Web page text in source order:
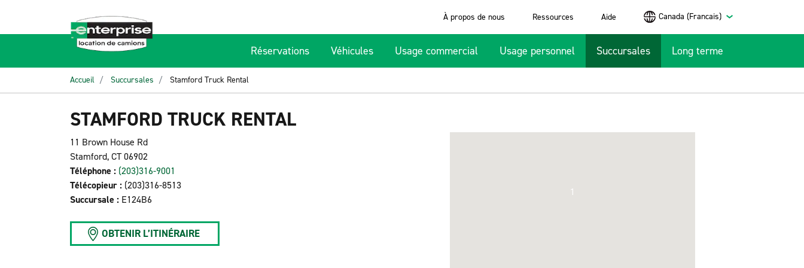
À propos de nous Ressources Aide Canada (Francais)
Réservations Véhicules Usage commercial Usage personnel Succursales Long terme
Accueil Succursales Stamford Truck Rental
STAMFORD TRUCK RENTAL
11 Brown House Rd
Stamford, CT 06902
Téléphone : (203)316-9001
Télécopieur : (203)316-8513
Succursale : E124B6
OBTENIR L’ITINÉRAIRE
1